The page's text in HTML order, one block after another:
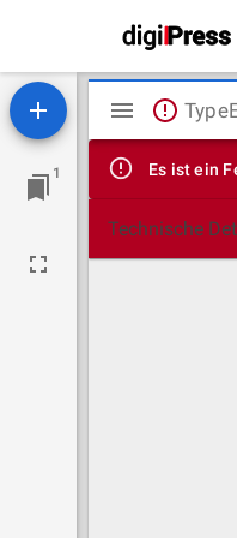
1
Mirador
Viewer
Es ist ein
Technische